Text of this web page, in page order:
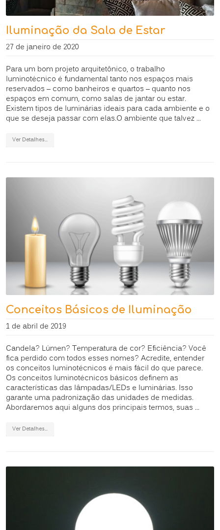
Iluminação da Sala de Estar
27 de janeiro de 2020
Para um bom projeto arquitetônico, o trabalho
luminotécnico é fundamental tanto nos espaços mais
reservados – como banheiros e quartos – quanto nos
espaços em comum, como salas de jantar ou estar.
Existem tipos de luminárias ideais para cada ambiente e o
que se deseja passar com elas.O ambiente que talvez ...
Ver Detalhes...
Conceitos Básicos de Iluminação
1 de abril de 2019
Candela? Lúmen? Temperatura de cor? Eficiência? Você
fica perdido com todos esses nomes? Acredite, entender
os conceitos luminotécnicos é mais fácil do que parece.
Os conceitos luminotécnicos básicos definem as
características das lâmpadas/LEDs e luminárias. Isso
garante uma padronização das unidades de medidas.
Abordaremos aqui alguns dos principais termos, suas ...
Ver Detalhes...